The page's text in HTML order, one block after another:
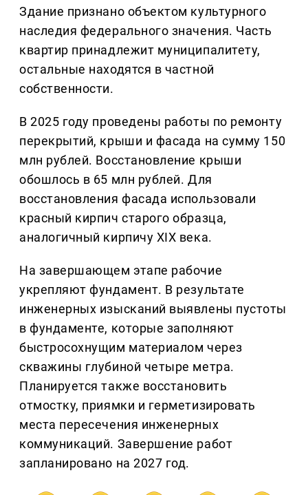
Здание признано объектом культурного
наследия федерального значения. Часть
квартир принадлежит муниципалитету,
остальные находятся в частной
собственности.
В 2025 году проведены работы по ремонту
перекрытий, крыши и фасада на сумму 150
млн рублей. Восстановление крыши
обошлось в 65 млн рублей. Для
восстановления фасада использовали
красный кирпич старого образца,
аналогичный кирпичу XIX века.
На завершающем этапе рабочие
укрепляют фундамент. В результате
инженерных изысканий выявлены пустоты
в фундаменте, которые заполняют
быстросохнущим материалом через
скважины глубиной четыре метра.
Планируется также восстановить
отмостку, приямки и герметизировать
места пересечения инженерных
коммуникаций. Завершение работ
запланировано на 2027 год.